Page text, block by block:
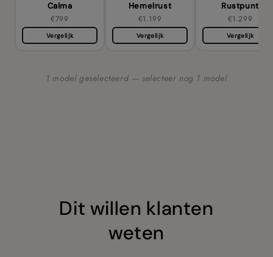
Calma
€799
Vergelijk
Hemelrust
€1.199
Vergelijk
Rustpunt
€1.299
Vergelijk
1 model geselecteerd — selecteer nog 1 model
Dit willen klanten
weten